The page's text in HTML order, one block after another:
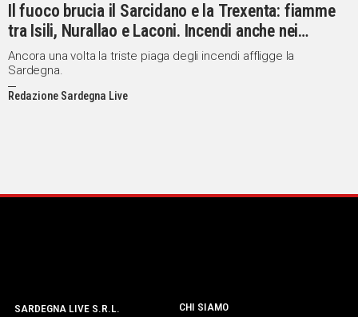
Il fuoco brucia il Sarcidano e la Trexenta: fiamme
tra Isili, Nurallao e Laconi. Incendi anche nei
territori di Samugheo e Busachi LE FOTO E I VIDEO
DEI ROGHI
Ancora una volta la triste piaga degli incendi affligge la
Sardegna.
Redazione Sardegna Live
SARDEGNA LIVE S.R.L. CHI SIAMO